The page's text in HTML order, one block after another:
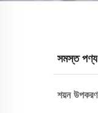
সমস্ত পণ্য
শয়ন উপকরণ